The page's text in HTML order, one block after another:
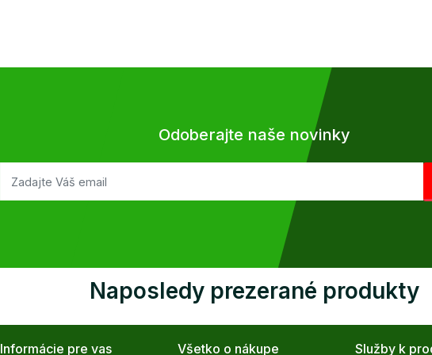
Odoberajte naše novinky
Naposledy prezerané produkty
Informácie pre vas Všetko o nákupe Služby k